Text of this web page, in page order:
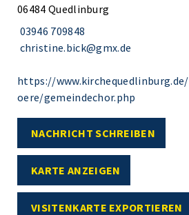
06484 Quedlinburg
03946 709848
christine.bick@gmx.de
https://
oere/gemeindechor.php
NACHRICHT SCHREIBEN
KARTE ANZEIGEN
VISITENKARTE EXPORTIEREN